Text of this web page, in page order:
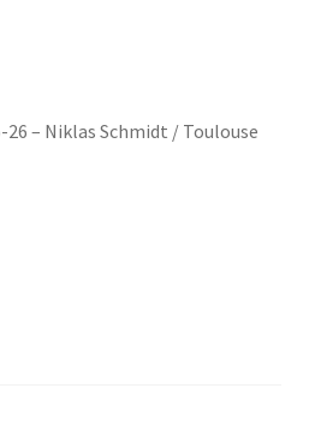
26 – Niklas Schmidt / Toulouse